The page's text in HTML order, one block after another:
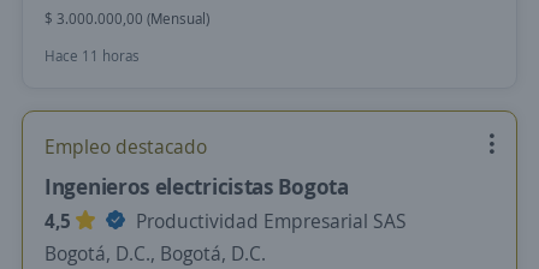
$ 3.000.000,00 (Mensual)
Hace 11 horas
Empleo destacado
Ingenieros electricistas Bogota
4,5
Productividad Empresarial SAS
Bogotá, D.C., Bogotá, D.C.